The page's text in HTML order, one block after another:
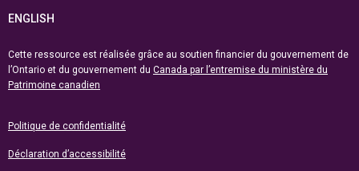
ENGLISH
Cette ressource est réalisée grâce au soutien financier du gouvernement de
l’Ontario et du gouvernement du Canada par l’entremise du ministère du
Patrimoine canadien
Politique de confidentialité
Déclaration d’accessibilité